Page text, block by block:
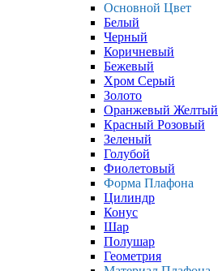
Основной Цвет
Белый
Черный
Коричневый
Бежевый
Хром Серый
Золото
Оранжевый Желтый
Красный Розовый
Зеленый
Голубой
Фиолетовый
Форма Плафона
Цилиндр
Конус
Шар
Полушар
Геометрия